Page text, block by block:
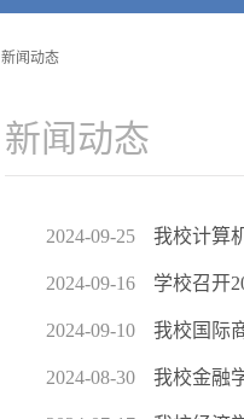
新闻动态
新闻动态
2024-09-25 我校计算
2024-09-16 学校召开
2024-09-10 我校国际
2024-08-30 我校金融